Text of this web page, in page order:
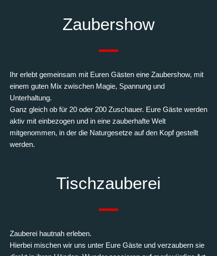
Tischzauberei
Zauberei hautnah erleben.
Hierbei mischen wir uns unter Eure Gäste und verzaubern sie
Zaubershow
Ihr erlebt gemeinsam mit Euren Gästen eine Zaubershow, mit
einem guten Mix zwischen Magie, Spannung und
Unterhaltung.
Ganz gleich ob für 20 oder 200 Zuschauer. Eure Gäste werden
aktiv mit einbezogen und in eine zauberhafte Welt
mitgenommen, in der die Naturgesetze auf den Kopf gestellt
werden.